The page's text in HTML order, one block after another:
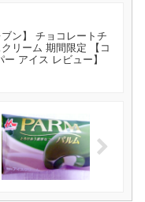
ブン】 チョコレートチ
リーム 期間限定 【コ
アイス レビュー】